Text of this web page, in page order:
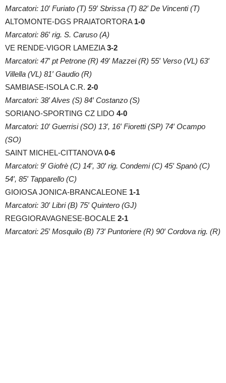
Marcatori: 10′ Furiato (T) 59′ Sbrissa (T) 82′ De Vincenti (T)
ALTOMONTE-DGS PRAIATORTORA 1-0
Marcatori: 86′ rig. S. Caruso (A)
VE RENDE-VIGOR LAMEZIA3-2
Marcatori: 47′ pt Petrone (R) 49′ Mazzei (R) 55′ Verso (VL) 63′
Villella (VL) 81′ Gaudio (R)
SAMBIASE-ISOLA C.R. 2-0
Marcatori: 38′ Alves (S) 84′ Costanzo (S)
SORIANO-SPORTING CZ LIDO 4-0
Marcatori: 10′ Guerrisi (SO) 13′, 16′ Fioretti (SP) 74′ Ocampo
(SO)
SAINT MICHEL-CITTANOVA0-6
Marcatori: 9′ Giofrè (C) 14′, 30′ rig. Condemi (C) 45′ Spanò (C)
54′, 85′ Tapparello (C)
GIOIOSA JONICA-BRANCALEONE 1-1
Marcatori: 30′ Libri (B) 75′ Quintero (GJ)
REGGIORAVAGNESE-BOCALE 2-1
Marcatori: 25′ Mosquilo (B) 73′ Puntoriere (R) 90′ Cordova rig. (R)